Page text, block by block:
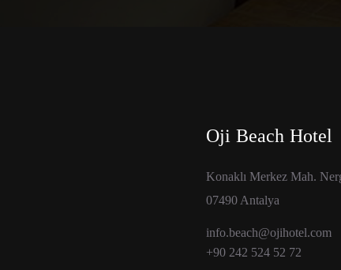
Oji Beach Hotel
Konaklı Merkez Mah.
07490 Antalya
info.beach@ojihotel.com
+90 242 524 52 72